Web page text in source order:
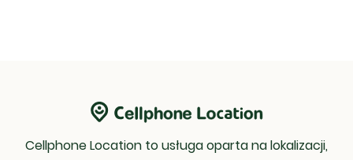
Cellphone Location to usługa oparta na lokalizacji,